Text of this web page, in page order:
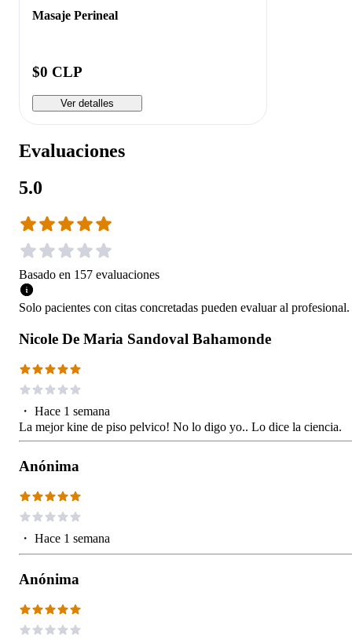
Masaje Perineal
$0 CLP
Ver detalles
Evaluaciones
5.0
Basado en 157 evaluaciones
Solo pacientes con citas concretadas pueden evaluar al profesional.
Nicole De Maria Sandoval Bahamonde
・ Hace 1 semana
La mejor kine de piso pelvico! No lo digo yo.. Lo dice la ciencia.
Anónima
・ Hace 1 semana
Anónima